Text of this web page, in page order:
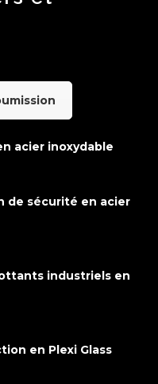
acier inoxydable
de sécurité en acier
industriels en
en Plexi Glass